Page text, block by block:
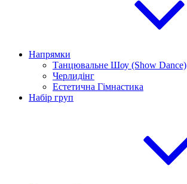
Напрямки
Танцювальне Шоу (Show Dance)
Черлидінг
Естетична Гімнастика
Набір груп